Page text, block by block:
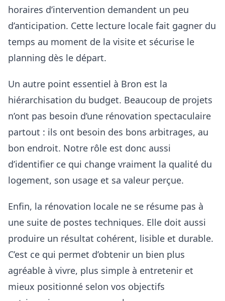
horaires d’intervention demandent un peu
d’anticipation. Cette lecture locale fait gagner du
temps au moment de la visite et sécurise le
planning dès le départ.
Un autre point essentiel à Bron est la
hiérarchisation du budget. Beaucoup de projets
n’ont pas besoin d’une rénovation spectaculaire
partout : ils ont besoin des bons arbitrages, au
bon endroit. Notre rôle est donc aussi
d’identifier ce qui change vraiment la qualité du
logement, son usage et sa valeur perçue.
Enfin, la rénovation locale ne se résume pas à
une suite de postes techniques. Elle doit aussi
produire un résultat cohérent, lisible et durable.
C’est ce qui permet d’obtenir un bien plus
agréable à vivre, plus simple à entretenir et
mieux positionné selon vos objectifs